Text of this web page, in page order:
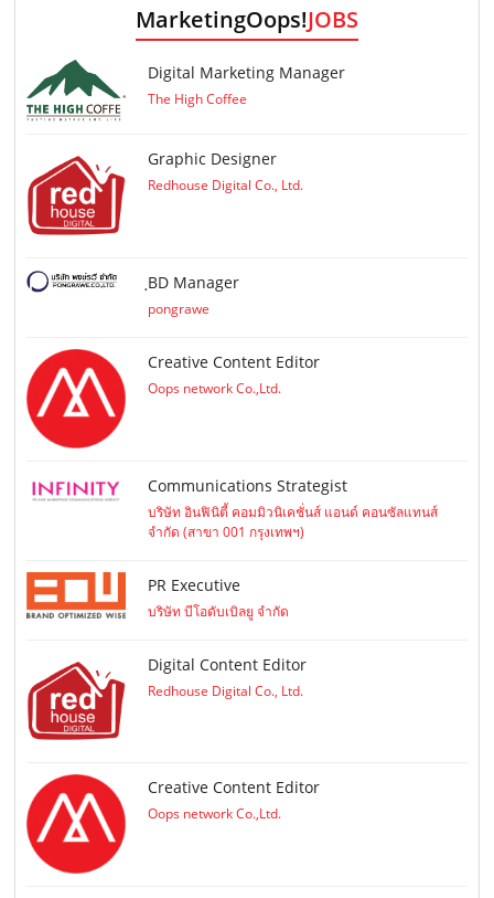
MarketingOops!JOBS
Digital Marketing Manager
The High Coffee
Graphic Designer
Redhouse Digital Co., Ltd.
ฺBD Manager
pongrawe
Creative Content Editor
Oops network Co.,Ltd.
Communications Strategist
บริษัท อินฟินิตี้ คอมมิวนิเคชั่นส์ แอนด์ คอนซัลแทนส์
จำกัด (สาขา 001 กรุงเทพฯ)
PR Executive
บริษัท บีโอดับเบิลยู จำกัด
Digital Content Editor
Redhouse Digital Co., Ltd.
Creative Content Editor
Oops network Co.,Ltd.